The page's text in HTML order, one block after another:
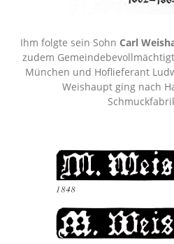
Ihm folgte sein Sohn Carl
zudem
München und Hoflieferant
Weishaupt ging nach